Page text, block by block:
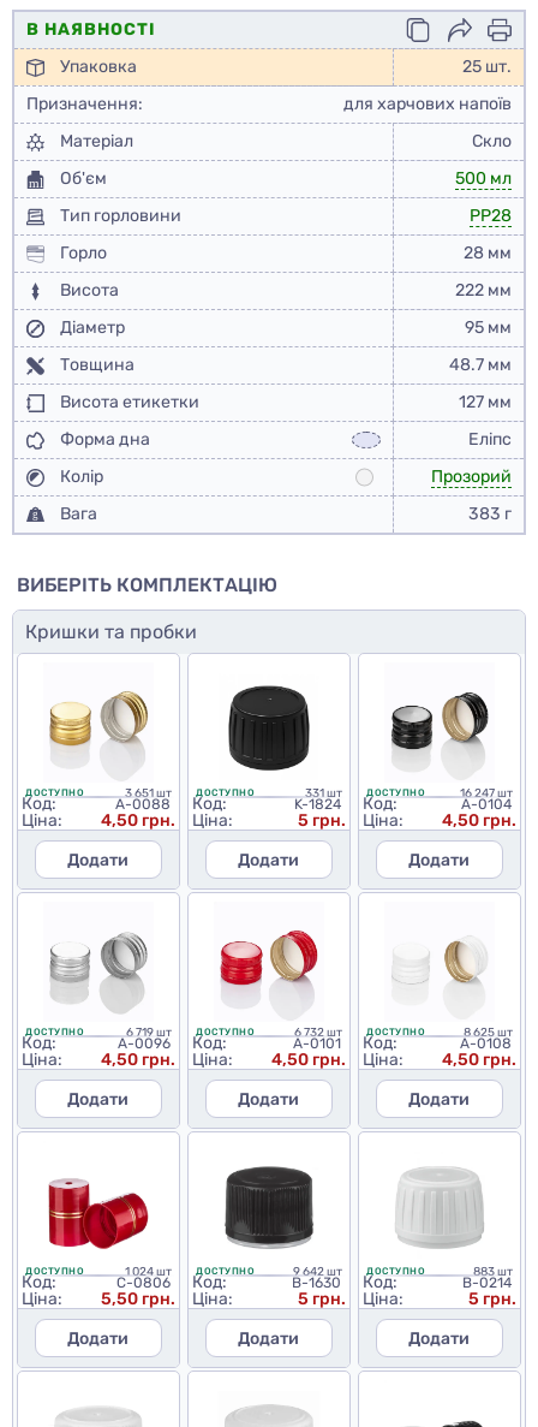
В НАЯВНОСТІ
Упаковка
25 шт.
Призначення:
для харчових напоїв
Матеріал
Скло
Об'єм
500 мл
Тип горловини
PP28
Горло
28 мм
Висота
222 мм
Діаметр
95 мм
Товщина
48.7 мм
Висота етикетки
127 мм
Форма дна
Еліпс
Колір
Прозорий
Вага
383 г
ВИБЕРІТЬ КОМПЛЕКТАЦІЮ
Кришки та пробки
ДОСТУПНО 3 651 шт
Код: A-0088
Ціна:
4,50 грн.
Додати
ДОСТУПНО 331 шт
Код: K-1824
Ціна:
5 грн.
Додати
ДОСТУПНО 16 247 шт
Код: A-0104
Ціна:
4,50 грн.
Додати
ДОСТУПНО 6 719 шт
Код: A-0096
Ціна:
4,50 грн.
Додати
ДОСТУПНО 6 732 шт
Код: A-0101
Ціна:
4,50 грн.
Додати
ДОСТУПНО 8 625 шт
Код: A-0108
Ціна:
4,50 грн.
Додати
ДОСТУПНО 1 024 шт
Код: C-0806
Ціна:
5,50 грн.
Додати
ДОСТУПНО 9 642 шт
Код: B-1630
Ціна:
5 грн.
Додати
ДОСТУПНО 883 шт
Код: B-0214
Ціна:
5 грн.
Додати